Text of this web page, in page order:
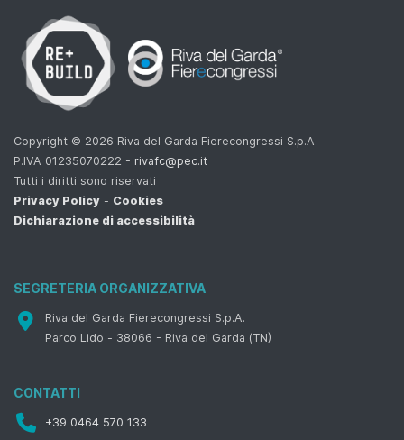
Copyright © 2026 Riva del Garda Fierecongressi S.p.A
P.IVA 01235070222 - rivafc@pec.it
Tutti i diritti sono riservati
Privacy Policy - Cookies
Dichiarazione di accessibilità
SEGRETERIA ORGANIZZATIVA
Riva del Garda Fierecongressi S.p.A.
Parco Lido - 38066 - Riva del Garda (TN)
CONTATTI
+39 0464 570 133